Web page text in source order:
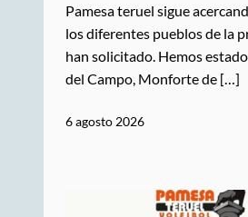
Pamesa teruel sigue
los diferentes pueblos de la
han solicitado. Hemos
del Campo, Monforte de […]
6 agosto 2026